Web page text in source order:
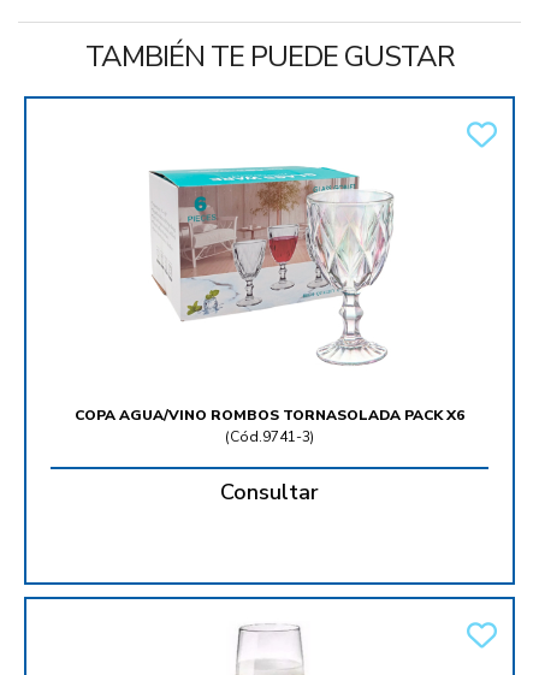
TAMBIÉN TE PUEDE GUSTAR
COPA AGUA/VINO ROMBOS TORNASOLADA PACK X6
(Cód.9741-3)
Consultar